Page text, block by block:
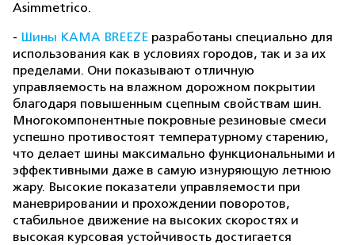
Asimmetrico.
- Шины КАМА BREEZE разработаны специально для
использования как в условиях городов, так и за их
пределами. Они показывают отличную
управляемость на влажном дорожном покрытии
благодаря повышенным сцепным свойствам шин.
Многокомпонентные покровные резиновые смеси
успешно противостоят температурному старению,
что делает шины максимально функциональными и
эффективными даже в самую изнуряющую летнюю
жару. Высокие показатели управляемости при
маневрировании и прохождении поворотов,
стабильное движение на высоких скоростях и
высокая курсовая устойчивость достигается